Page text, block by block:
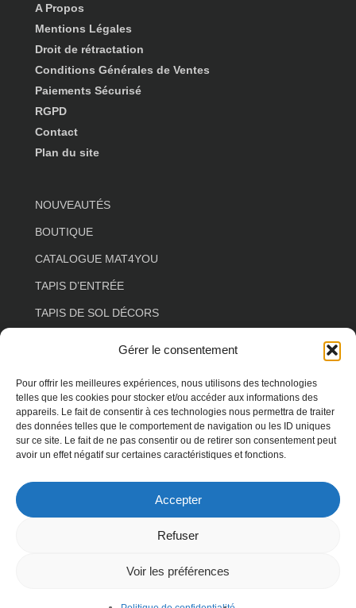
Gérer le consentement
Pour offrir les meilleures expériences, nous utilisons des technologies
telles que les cookies pour stocker et/ou accéder aux informations des
appareils. Le fait de consentir à ces technologies nous permettra de traiter
des données telles que le comportement de navigation ou les ID uniques
sur ce site. Le fait de ne pas consentir ou de retirer son consentement peut
avoir un effet négatif sur certaines caractéristiques et fonctions.
Accepter
Refuser
Voir les préférences
A Propos
Mentions Légales
Droit de rétractation
Conditions Générales de Ventes
Paiements Sécurisé
RGPD
Contact
Plan du site
NOUVEAUTÉS
BOUTIQUE
CATALOGUE MAT4YOU
TAPIS D’ENTRÉE
TAPIS DE SOL DÉCORS
TAPIS DE SOL SALON
TAPIS DE SOL FLORAL
TAPIS DE SOL FORME SPÉCIALE
TAPIS DE SOL TERRASSE